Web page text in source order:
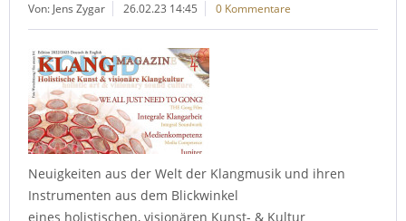
Von: Jens Zygar 26.02.23 14:45 0 Kommentare
Neuigkeiten aus der Welt der Klangmusik und ihren
Instrumenten aus dem Blickwinkel
eines holistischen, visionären Kunst- & Kultur